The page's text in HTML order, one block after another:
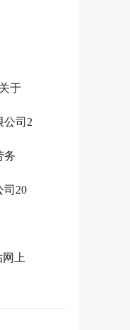
于
公司2
务
司20
上